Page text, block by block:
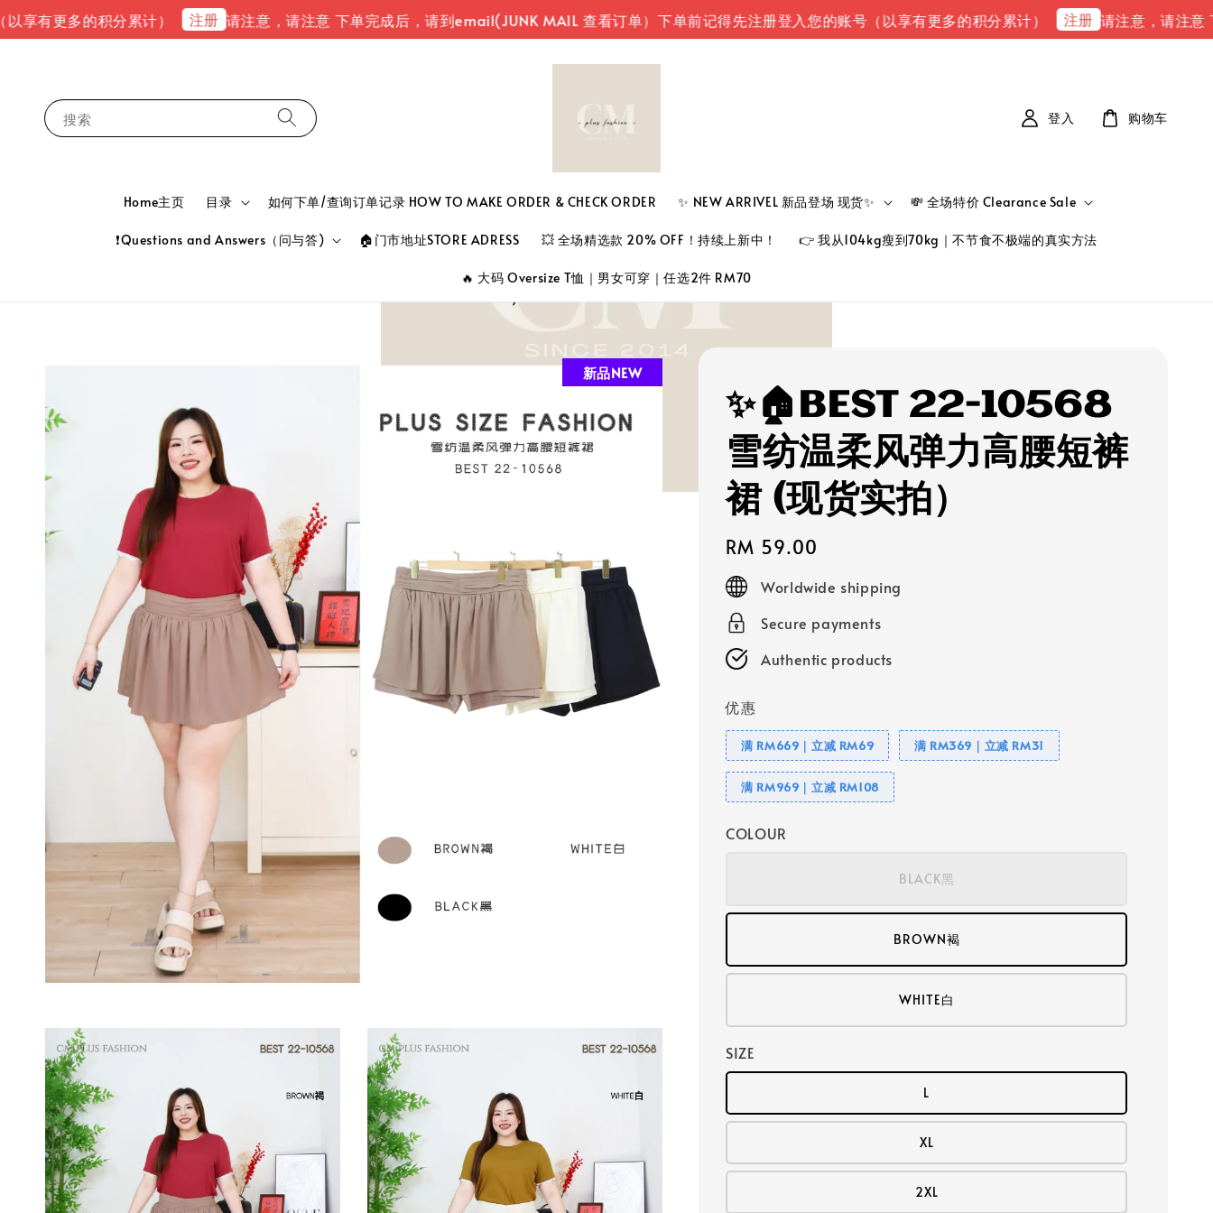
多的积分累计） 注册 请注意，请注意 下单完成后，请到email(JUNK MAIL 查看订单）下单前记得先注册登入您的账号（以享有更多的积分累计） 注册 请注意，请注意 下单
搜索
Home主页 目录 如何下单/查询订单记录 HOW TO MAKE ORDER & CHECK ORDER ✨ NEW ARRIVEL 新品登场 现货✨ 💸 全场特价 Clearance Sale
❗Questions and Answers（问与答) 🏠门市地址STORE ADRESS 💥 全场精选款 20% OFF！持续上新中！ 👉 我从104kg瘦到70kg｜不节食不极端的真实方法
🔥 大码 Oversize T恤｜男女可穿｜任选2件 RM70
登入 购物车
新品NEW
✨🏠BEST 22-10568
雪纺温柔风弹力高腰短裤
裙 (现货实拍）
Regular
price
RM 59.00
Worldwide shipping
Secure payments
Authentic products
优惠
满 RM669｜立减 RM69 满 RM369｜立减 RM31
满 RM969｜立减 RM108
COLOUR
BLACK黑
BROWN褐
WHITE白
SIZE
L
XL
2XL